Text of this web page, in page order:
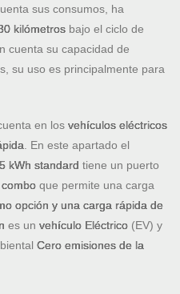
sus consumos, ha
kilómetros bajo el ciclo de
cuenta su capacidad de
su uso es principalmente para
en los vehículos eléctricos
. En este apartado el
kWh standard tiene un puerto
que permite una carga
opción y una carga rápida de
es un vehículo Eléctrico (EV) y
Cero emisiones de la